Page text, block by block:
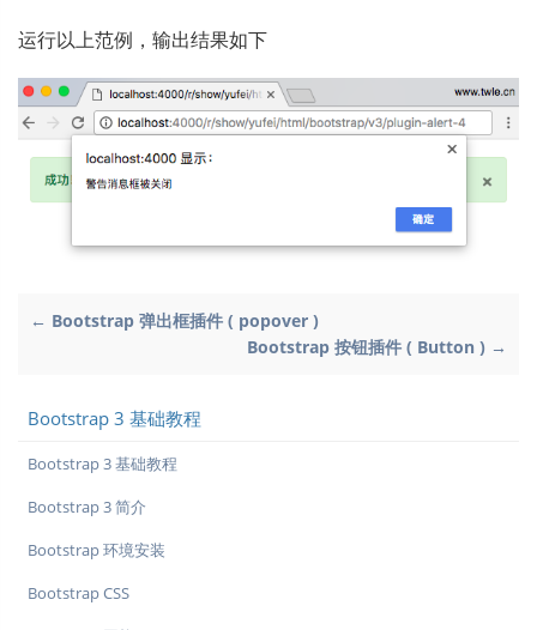
运行以上范例，输出结果如下
← Bootstrap 弹出框插件 ( popover )
Bootstrap 按钮插件 ( Button ) →
Bootstrap 3 基础教程
Bootstrap 3 基础教程
Bootstrap 3 简介
Bootstrap 环境安装
Bootstrap CSS